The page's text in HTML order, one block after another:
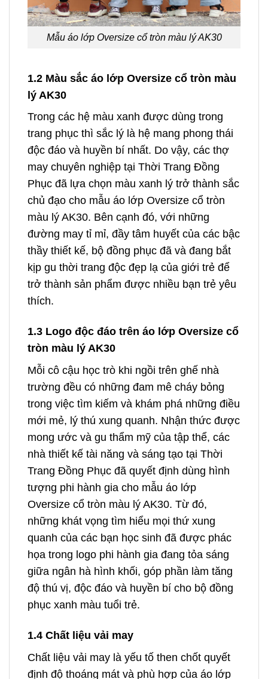
Mẫu áo lớp Oversize cổ tròn màu lý AK30
1.2 Màu sắc áo lớp Oversize cổ tròn màu
lý AK30
Trong các hệ màu xanh được dùng trong
trang phục thì sắc lý là hệ mang phong thái
độc đáo và huyền bí nhất. Do vậy, các thợ
may chuyên nghiệp tại Thời Trang Đồng
Phục đã lựa chọn màu xanh lý trở thành sắc
chủ đạo cho mẫu áo lớp Oversize cổ tròn
màu lý AK30. Bên cạnh đó, với những
đường may tỉ mỉ, đầy tâm huyết của các bậc
thầy thiết kế, bộ đồng phục đã và đang bắt
kịp gu thời trang độc đẹp lạ của giới trẻ để
trở thành sản phẩm được nhiều bạn trẻ yêu
thích.
1.3 Logo độc đáo trên áo lớp Oversize cổ
tròn màu lý AK30
Mỗi cô cậu học trò khi ngồi trên ghế nhà
trường đều có những đam mê cháy bỏng
trong việc tìm kiếm và khám phá những điều
mới mẻ, lý thú xung quanh. Nhận thức được
mong ước và gu thẩm mỹ của tập thể, các
nhà thiết kế tài năng và sáng tạo tại Thời
Trang Đồng Phục đã quyết định dùng hình
tượng phi hành gia cho mẫu áo lớp
Oversize cổ tròn màu lý AK30. Từ đó,
những khát vọng tìm hiểu mọi thứ xung
quanh của các bạn học sinh đã được phác
họa trong logo phi hành gia đang tỏa sáng
giữa ngân hà hình khối, góp phần làm tăng
độ thú vị, độc đáo và huyền bí cho bộ đồng
phục xanh màu tuổi trẻ.
1.4 Chất liệu vải may
Chất liệu vải may là yếu tố then chốt quyết
định độ thoáng mát và phù hợp của áo lớp